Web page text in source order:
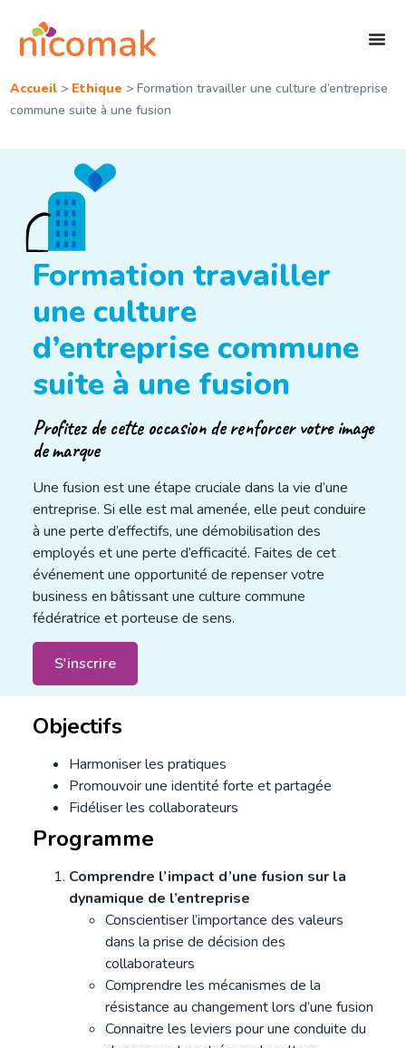
Accueil> Ethique > Formation travailler une culture d’entreprise
commune suite à une fusion
Formation travailler
une culture
d’entreprise commune
suite à une fusion
Profitez de cette occasion de renforcer votre image
de marque
Une fusion est une étape cruciale dans la vie d’une
entreprise. Si elle est mal amenée, elle peut conduire
à une perte d’effectifs, une démobilisation des
employés et une perte d’efficacité. Faites de cet
événement une opportunité de repenser votre
business en bâtissant une culture commune
fédératrice et porteuse de sens.
S'inscrire
Objectifs
Harmoniser les pratiques
Promouvoir une identité forte et partagée
Fidéliser les collaborateurs
Programme
Comprendre l’impact d’une fusion sur la
dynamique de l’entreprise
Conscientiser l’importance des valeurs
dans la prise de décision des
collaborateurs
Comprendre les mécanismes de la
résistance au changement lors d’une fusion
Connaitre les leviers pour une conduite du